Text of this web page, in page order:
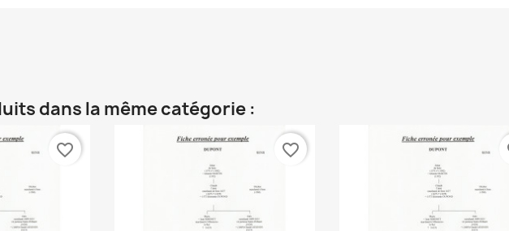
dans la même catégorie :
favorite_border favorite_border